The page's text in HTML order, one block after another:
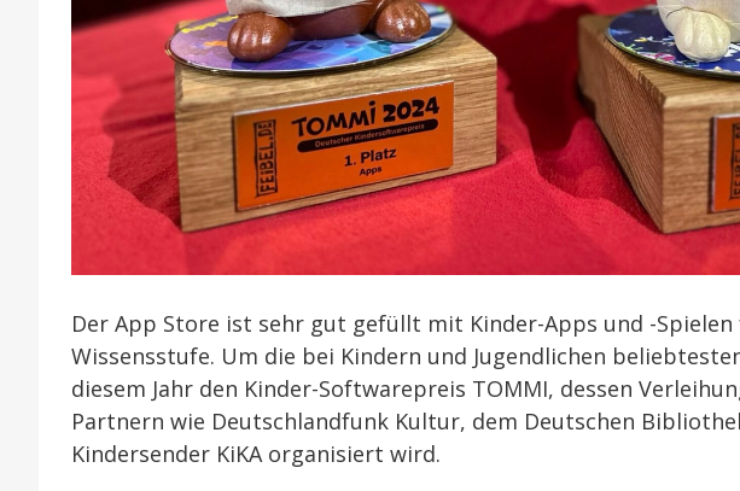
Der App Store ist sehr gut gefüllt mit Kinder-Apps und -
Wissensstufe. Um die bei Kindern und Jugendlichen
diesem Jahr den Kinder-Softwarepreis TOMMI, dessen
Partnern wie Deutschlandfunk Kultur, dem Deutschen
Kindersender KiKA organisiert wird.